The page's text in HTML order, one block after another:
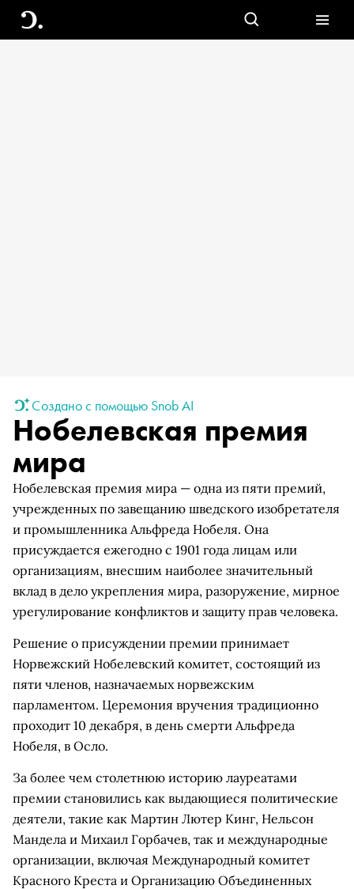
Создано с помощью Snob AI
Нобелевская премия
мира
Нобелевская премия мира — одна из пяти премий,
учрежденных по завещанию шведского изобретателя
и промышленника Альфреда Нобеля. Она
присуждается ежегодно с 1901 года лицам или
организациям, внесшим наиболее значительный
вклад в дело укрепления мира, разоружение, мирное
урегулирование конфликтов и защиту прав человека.
Решение о присуждении премии принимает
Норвежский Нобелевский комитет, состоящий из
пяти членов, назначаемых норвежским
парламентом. Церемония вручения традиционно
проходит 10 декабря, в день смерти Альфреда
Нобеля, в Осло.
За более чем столетнюю историю лауреатами
премии становились как выдающиеся политические
деятели, такие как Мартин Лютер Кинг, Нельсон
Мандела и Михаил Горбачев, так и международные
организации, включая Международный комитет
Красного Креста и Организацию Объединенных